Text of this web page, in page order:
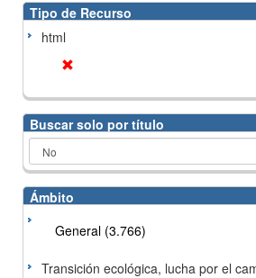
Tipo de Recurso
html
Buscar solo por título
Ámbito
General (3.766)
Transición ecológica, lucha por el